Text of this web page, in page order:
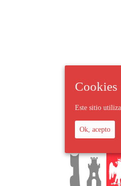
Cookies
Este sitio
Ok, acepto